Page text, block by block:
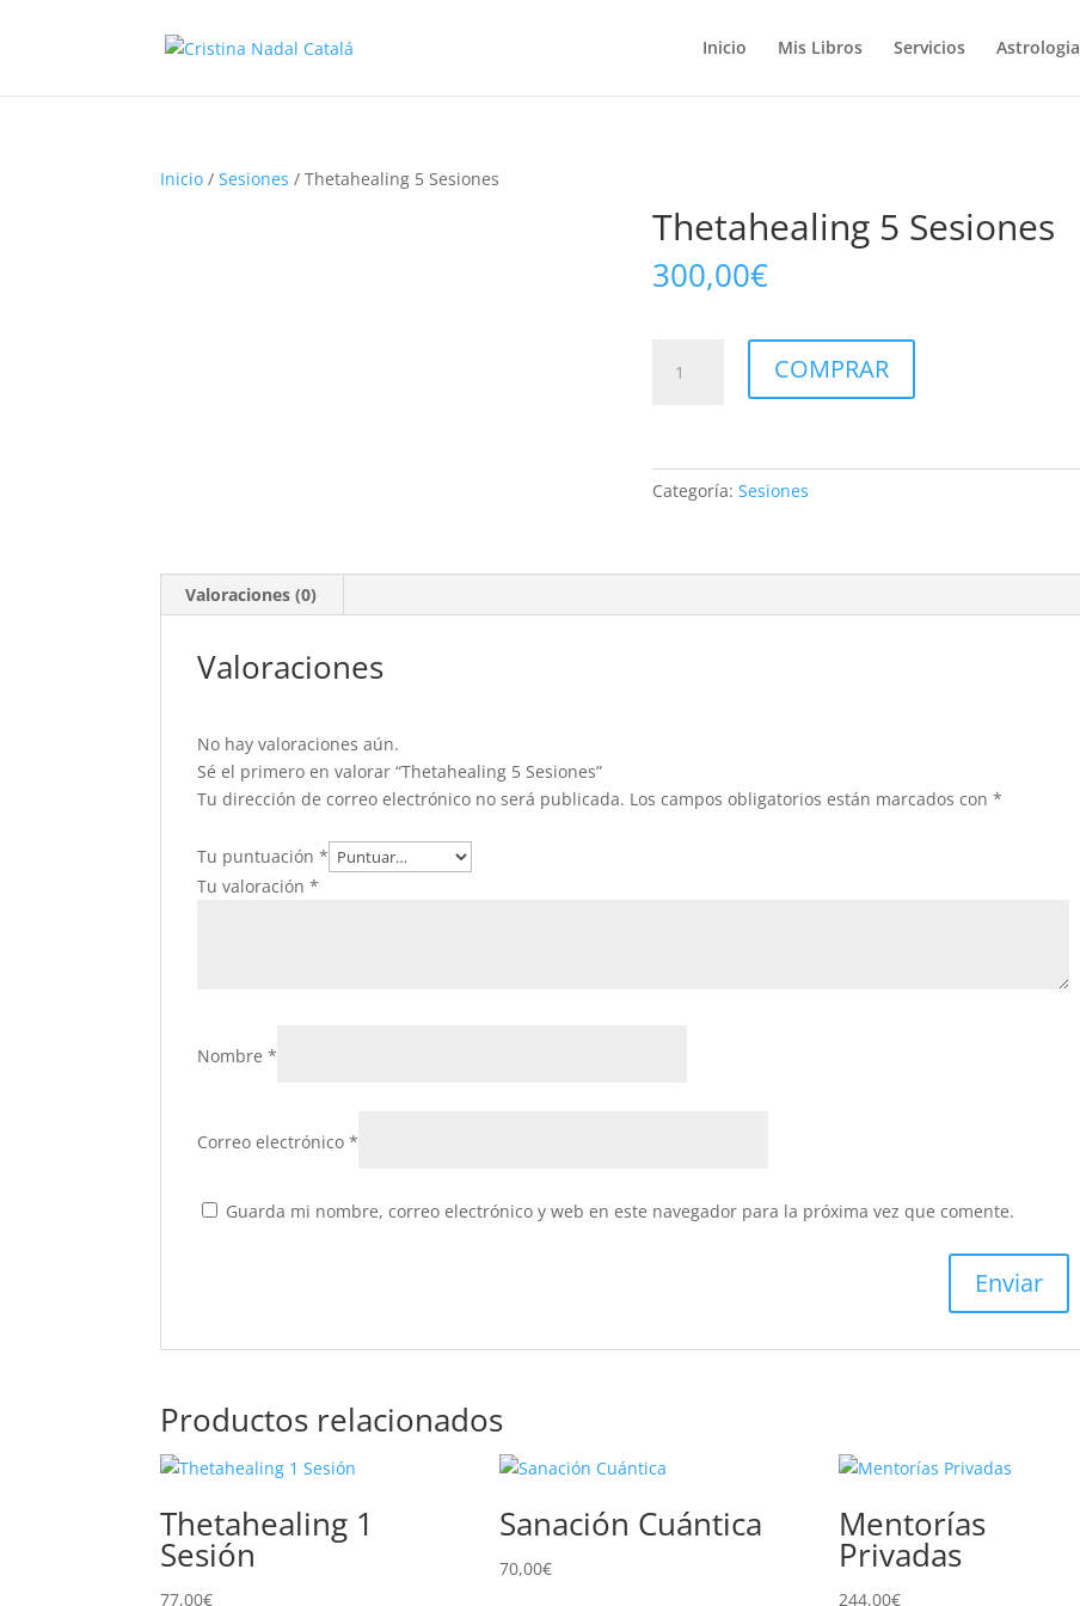
Inicio Mis Libros Servicios Astrologia
Inicio /Sesiones / Thetahealing 5 Sesiones
Thetahealing 5 Sesiones
300,00€
COMPRAR
Categoría:Sesiones
Valoraciones (0)
Valoraciones
No hay valoraciones aún.
Sé el primero en valorar “Thetahealing 5 Sesiones”
Tu dirección de correo electrónico no será publicada. Los campos obligatorios están marcados con*
Tu puntuación*
Tu valoración*
Nombre*
Correo electrónico*
Guarda mi nombre, correo electrónico y web en este navegador para la próxima vez que comente.
Productos relacionados
Thetahealing 1
Sesión
77,00€
Sanación Cuántica
70,00€
Mentorías
Privadas
244,00€